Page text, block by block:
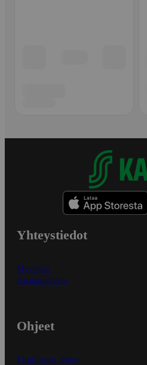
Yhteystiedot
Myymälät
Asiakaspalvelu
Ohjeet
Ensitilaajan ohjeet